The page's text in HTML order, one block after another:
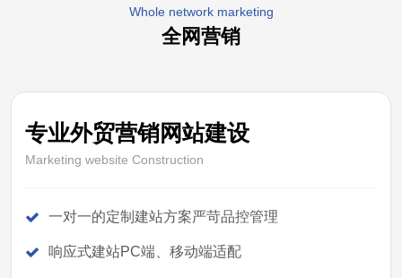
Whole network marketing
全网营销
专业外贸营销网站建设
Marketing website Construction
一对一的定制建站方案严苛品控管理
响应式建站PC端、移动端适配